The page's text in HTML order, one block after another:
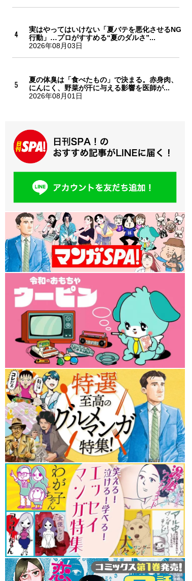
実はやってはいけない「夏バテを悪化させるNG
行動」…プロがすすめる“夏のダルさ”...
2026年08月03日
夏の体臭は「食べたもの」で決まる。赤身肉、
にんにく、野菜が汗に与える影響を医師が...
2026年08月01日